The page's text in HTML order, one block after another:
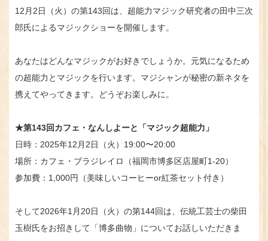
12月2日（火）の第143回は、超能力マジック研究者の田中三次
郎氏によるマジックショーを開催します。
あなたはどんなマジックがお好きでしょうか。元気になるため
の超能力とマジックを行います。マジシャンが秘密の新ネタを
携えてやってきます。どうぞお楽しみに。
★第143回カフェ・なんしよーと「マジック超能力」
日時：2025年12月2日（火）19:00〜20:00
場所：カフェ・ブラジレイロ（福岡市博多区店屋町1-20）
参加費：1,000円（美味しいコーヒーor紅茶セット付き）
そして2026年1月20日（火）の第144回は、伝統工芸士の柴田
玉樹氏をお招きして「博多曲物」についてお話しいただきま